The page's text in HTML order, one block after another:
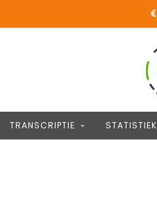
TRANSCRIPTIE STATISTIEK